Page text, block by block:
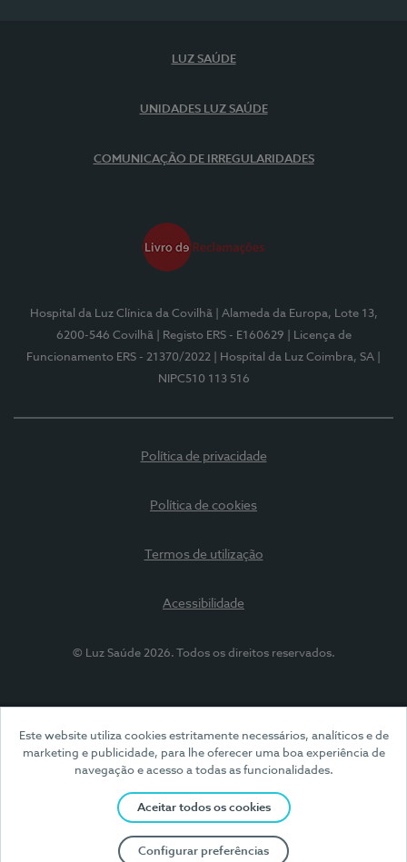
Este website utiliza cookies estritamente necessários, analíticos e de
marketing e publicidade, para lhe oferecer uma boa experiência de
navegação e acesso a todas as funcionalidades.
Aceitar todos os cookies
Configurar preferências
LUZ SAÚDE
UNIDADES LUZ SAÚDE
COMUNICAÇÃO DE IRREGULARIDADES
Hospital da Luz Clínica da Covilhã
| Alameda da Europa, Lote 13,
6200-546 Covilhã
| Registo ERS - E160629
| Licença de
Funcionamento ERS - 21370/2022
| Hospital da Luz Coimbra, SA
NIPC510 113 516
Política de privacidade
Política de cookies
Termos de utilização
Acessibilidade
© Luz Saúde 2026. Todos os direitos reservados.